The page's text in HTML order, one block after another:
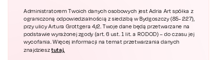
Administratorem Twoich danych osobowych jest Adria Art spółka z
ograniczoną odpowiedzialnością z siedzibą w Bydgoszczy (85- 227),
przy ulicy Artura Grottgera 4/2. Twoje dane będą przetwarzane na
podstawie wyrażonej zgody (art. 6 ust. 1 lit. a RODOD) – do czasu jej
wycofania. Więcej informacji na temat przetwarzania danych
znajdziesztutaj.